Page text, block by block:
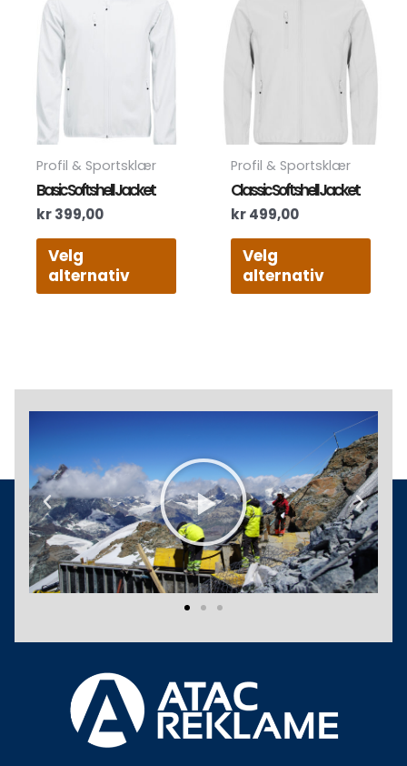
Profil & Sportsklær
Basic Softshell Jacket
kr399,00
Velg
alternativ
varianter.
Alternativene
velges
på
produktsidenProfil & Sportsklær
Classic Softshell Jacket
kr499,00
Velg
alternativ
har
flere
på
Play
Previous Next